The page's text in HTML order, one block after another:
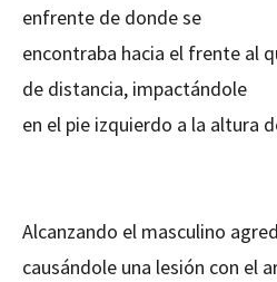
enfrente de donde se
encontraba hacia el frente al
de distancia, impactándole
en el pie izquierdo a la altura
Alcanzando el masculino
causándole una lesión con el